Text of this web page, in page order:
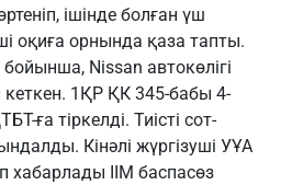
ішінде болған үш
оқиға орнында қаза тапты.
Nissan автокөлігі
1ҚР ҚК 345-бабы 4-
ға тіркелді. Тиісті сот-
Кінәлі жүргізуші УҰА
хабарлады ІІМ баспасөз